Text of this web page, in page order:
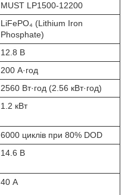
MUST LP1500-12200
LiFePO₄ (Lithium Iron
Phosphate)
12.8 В
200 А·год
2560 Вт·год (2.56 кВт·год)
1.2 кВт
6000 циклів при 80% DOD
14.6 В
40 А